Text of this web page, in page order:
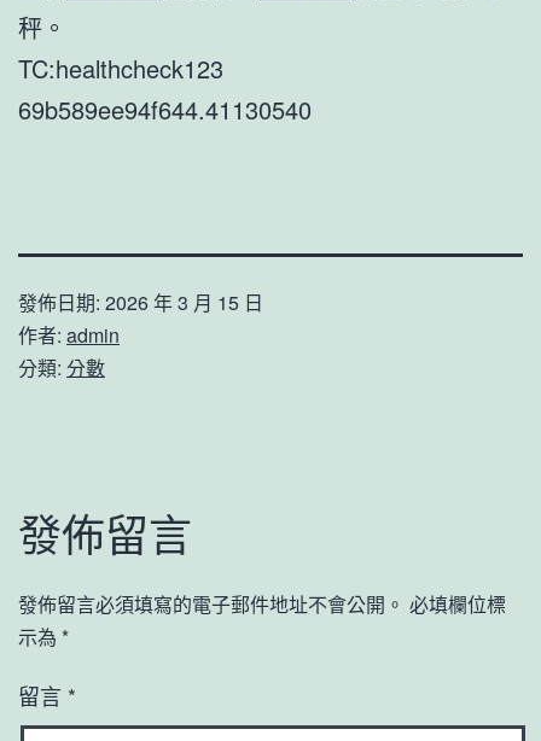
秤。
TC:healthcheck123
69b589ee94f644.41130540
發佈日期: 2026 年 3 月 15 日
作者: admin
分類: 分數
發佈留言
發佈留言必須填寫的電子郵件地址不會公開。 必填欄位標
示為 *
留言 *